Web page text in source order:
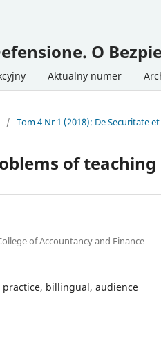
O
Aktualny numer
/ Tom 4 Nr 1 (2018): De Securitate
of
of Accountancy and Finance
practice, billingual, audience